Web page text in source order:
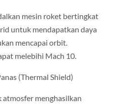
mesin roket bertingkat
untuk mendapatkan daya
mencapai orbit.
melebihi Mach 10.
(Thermal Shield)
menghasilkan